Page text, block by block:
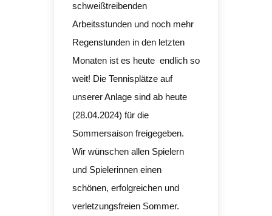
schweißtreibenden
Arbeitsstunden und noch mehr
Regenstunden in den letzten
Monaten ist es heute endlich so
weit! Die Tennisplätze auf
unserer Anlage sind ab heute
(28.04.2024) für die
Sommersaison freigegeben.
Wir wünschen allen Spielern
und Spielerinnen einen
schönen, erfolgreichen und
verletzungsfreien Sommer.